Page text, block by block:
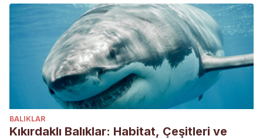
BALIKLAR
Kıkırdaklı Balıklar: Habitat, Çeşitleri ve